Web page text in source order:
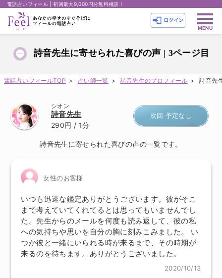
電話占いフィール | 初回最大9,000円分無料相談！
詩音先生に寄せられた喜びの声 | 3ページ目
電話占いフィールTOP 占い師一覧 詩音先生のプロフィール 詩音先
シオン
詩音先生
290円 / 1分
次回 予定なし
詩音先生に寄せられた喜びの声の一覧です。
女性のお客様
いつも迅速な鑑定ありがとうございます。彼がそこ
まで考えていてくれてるとは思ってもいませんでし
た。先生からのメールを何度も読み返して、彼の私
への気持ちや思いを自分の胸に刻みこみました。 い
つか彼と一緒にいられる時が来るまで、その時期が
来るのを待ちます。ありがとうございました。
2020/10/13